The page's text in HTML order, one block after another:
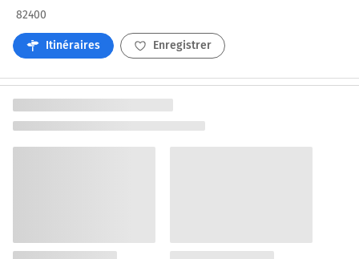
82400
Itinéraires Enregistrer